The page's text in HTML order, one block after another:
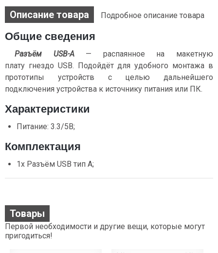
Описание товара Подробное описание товара
Общие сведения
Разъём USB-A— распаянное на макетную
плату гнездо USB. Подойдёт для удобного монтажа в
прототипы устройств с целью дальнейшего
подключения устройства к источнику питания или ПК.
Характеристики
Питание: 3.3/5В;
Комплектация
1х Разъём USB тип A;
Товары
Первой необходимости и другие вещи, которые могут
пригодиться!